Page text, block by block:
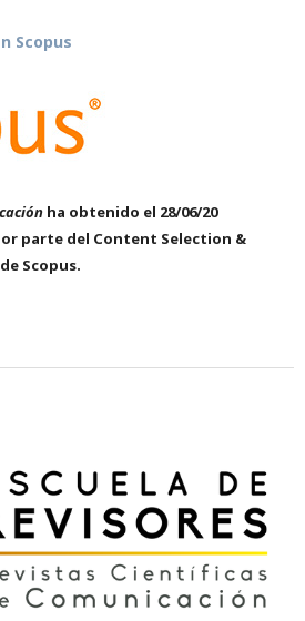
Scopus
ha obtenido el 28/06/20
parte del Content Selection &
Scopus.